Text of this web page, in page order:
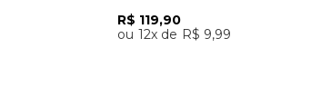
R$ 119,90
12
R$ 9,99